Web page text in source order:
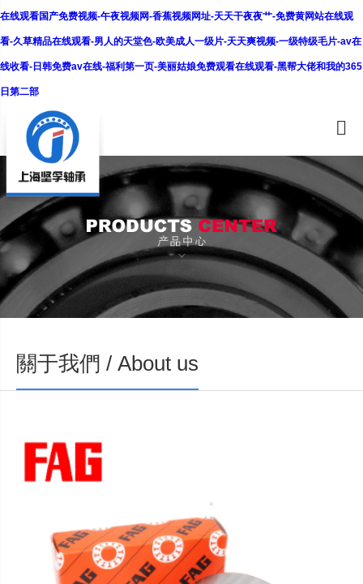
在线观看国产免费视频-午夜视频网-香蕉视频网址-天天干夜夜艹-免费黄网站在线观
看-久草精品在线观看-男人的天堂色-欧美成人一级片-天天爽视频-一级特级毛片-av在
线收看-日韩免费av在线-福利第一页-美丽姑娘免费观看在线观看-黑帮大佬和我的365
日第二部
關于我們 / About us